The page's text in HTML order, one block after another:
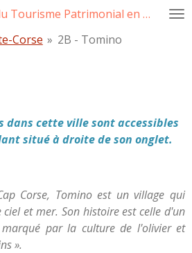
Atlas Pratique du Tourisme Patrimonial en Corse
Corse » 2B - Tomino
dans cette ville sont accessibles
situé à droite de son onglet.
Corse, Tomino est un village qui
et mer. Son histoire est celle d'un
marqué par la culture de l'olivier et
».